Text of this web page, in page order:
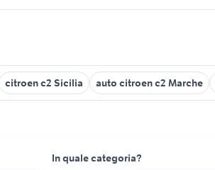
citroen c2 Sicilia auto citroen c2 Marche
In quale categoria?